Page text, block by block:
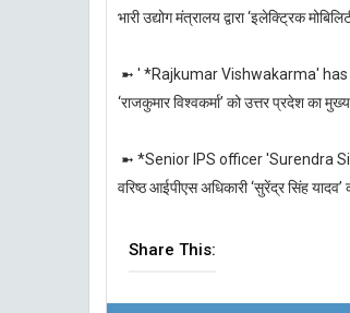
भारी उद्योग मंत्रालय द्वारा ‘इलेक्ट्रिक
➼ ' *Rajkumar Vishwakarma'
‘राजकुमार विश्वकर्मा’ को उत्तर प्रदेश का
➼ *Senior IPS officer 'Surendra
वरिष्ठ आईपीएस अधिकारी ‘सुरेंद्र सिंह
Share This: